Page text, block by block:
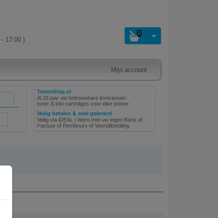
17:00 )
0
Mijn account
Tonershop.nl
Al 26 jaar uw betrouwbare leverancier:
toner & inkt cartridges voor elke printer
Veilig betalen & snel geleverd
Veilig via iDEAL | Wero met uw eigen Bank of
Factuur of Rembours of Vooruitbetaling.